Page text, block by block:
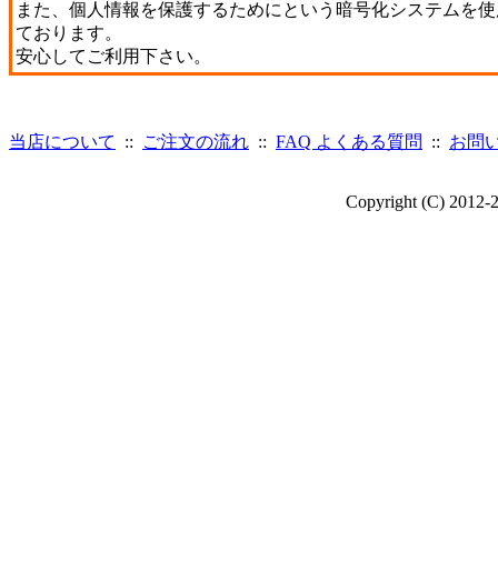
また、個人情報を保護するためにという暗号化システムを
ております。
安心してご利用下さい。
当店について :: ご注文の流れ :: FAQ よくある質問 :: お問
Copyright (C) 2012-